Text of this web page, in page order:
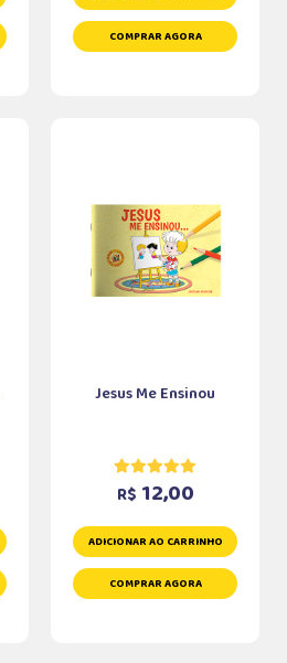
COMPRAR AGORA
Jesus Me Ensinou
R$ 12,00
ADICIONAR AO CARRINHO
COMPRAR AGORA